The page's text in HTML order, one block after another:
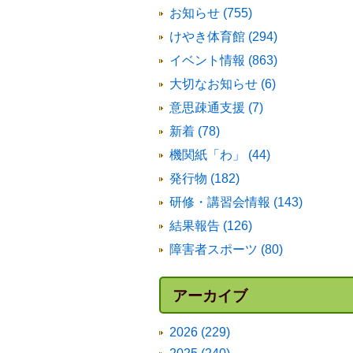
お知らせ (755)
けやき体育館 (294)
イベント情報 (863)
大切なお知らせ (6)
意思疎通支援 (7)
新着 (78)
機関紙「わ」 (44)
発行物 (182)
研修・講習会情報 (143)
結果報告 (126)
障害者スポーツ (80)
アーカイブ
2026 (229)